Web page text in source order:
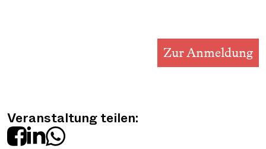
Zur Anmeldung
Veranstaltung teilen: